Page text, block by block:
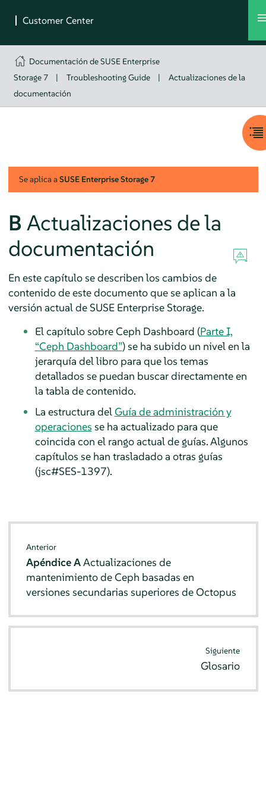
Documentación de SUSE Enterprise
Storage 7
| Troubleshooting Guide |
Actualizaciones de la
documentación
Se aplica aSUSE Enterprise Storage7
B Actualizaciones de la
documentación
En este capítulo se describen los cambios de
contenido de este documento que se aplican a la
versión actual de SUSE Enterprise Storage.
El capítulo sobre Ceph Dashboard (Parte I,
“Ceph Dashboard”) se ha subido un nivel en la
jerarquía del libro para que los temas
detallados se puedan buscar directamente en
la tabla de contenido.
La estructura delGuía de administración y
operaciones se ha actualizado para que
coincida con el rango actual de guías. Algunos
capítulos se han trasladado a otras guías
(jsc#SES-1397).
Anterior
Apéndice AActualizaciones de
mantenimiento de Ceph basadas en
versiones secundarias superiores de Octopus
Siguiente
Glosario